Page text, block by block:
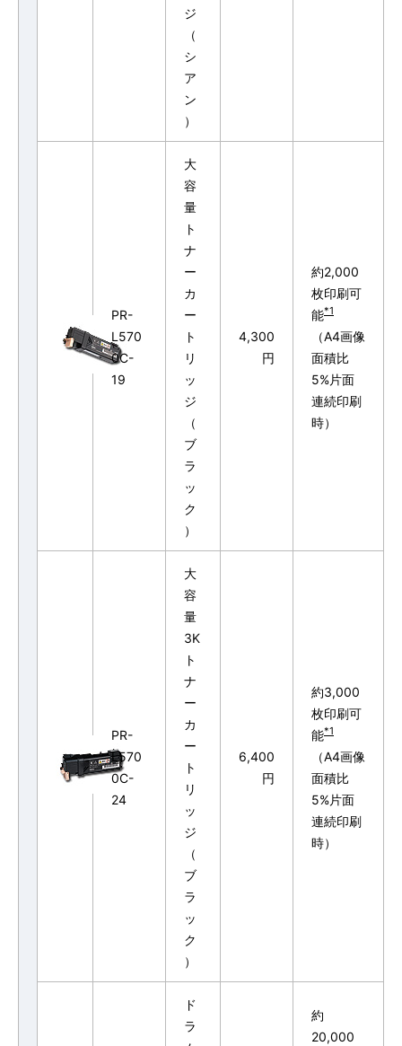
ジ
（
シ
ア
ン
）
PR-
L570
0C-
19
大
容
量
ト
ナ
ー
カ
ー
ト
リ
ッ
ジ
（
ブ
ラ
ッ
ク
）
4,300
円
約2,000
枚印刷可
能*1
（A4画像
面積比
5%片面
連続印刷
時）
PR-
L570
0C-
24
大
容
量
3K
ト
ナ
ー
カ
ー
ト
リ
ッ
ジ
（
ブ
ラ
ッ
ク
）
6,400
円
約3,000
枚印刷可
能*1
（A4画像
面積比
5%片面
連続印刷
時）
ド
ラ
約
20,000